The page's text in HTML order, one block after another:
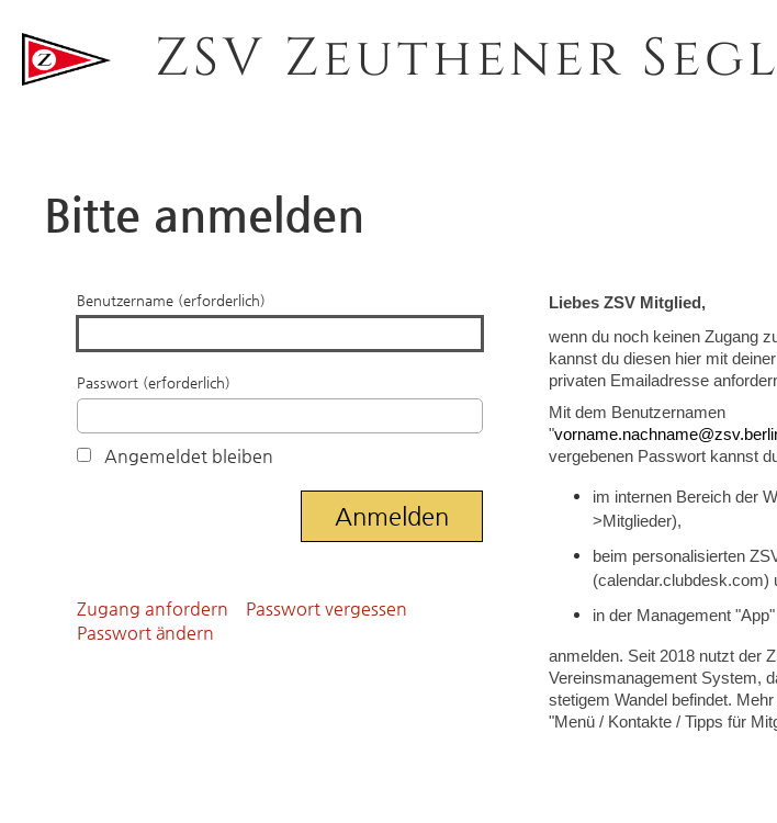
ZSV Zeuthener
Bitte anmelden
Benutzername (erforderlich)
Passwort (erforderlich)
Angemeldet bleiben
Zugang anfordern
Passwort vergessen
Passwort ändern
Liebes ZSV Mitglied,
wenn du noch keinen Zugang
kannst du diesen hier mit
privaten Emailadresse
Mit dem Benutzernamen
"
vergebenen Passwort kannst
im internen Bereich der
>Mitglieder),
beim personalisierten
(calendar.clubdesk.com)
in der Management
anmelden. Seit 2018 nutzt der
Vereinsmanagement System,
stetigem Wandel befindet.
"Menü / Kontakte / Tipps für